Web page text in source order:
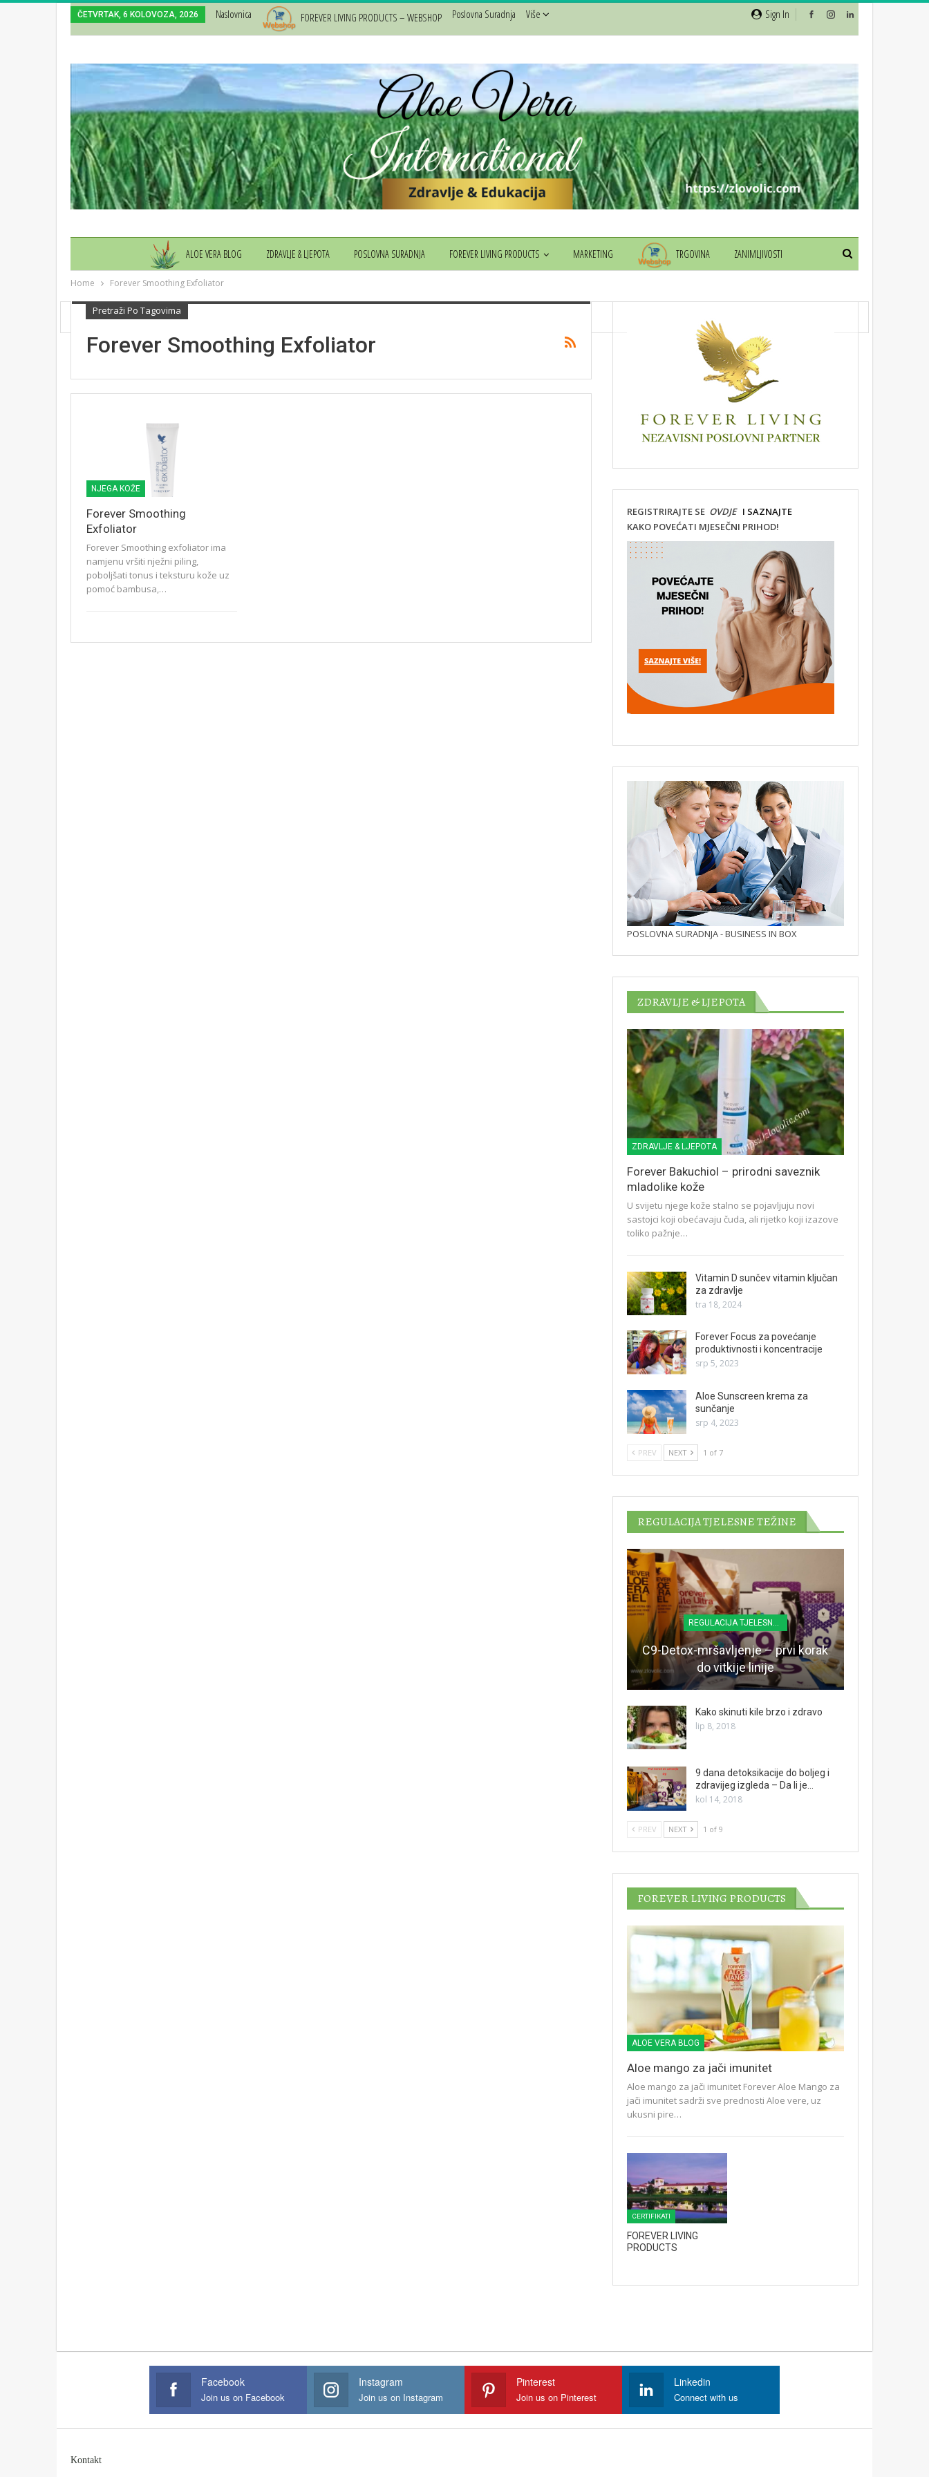
Sign In
ČETVRTAK, 6 KOLOVOZA, 2026 Naslovnica FOREVER LIVING PRODUCTS – WEBSHOP Poslovna Suradnja Više
ALOE VERA BLOG ZDRAVLJE & LJEPOTA POSLOVNA SURADNJA FOREVER LIVING PRODUCTS MARKETING TRGOVINA ZANIMLJIVOSTI
Home Forever Smoothing Exfoliator
Pretraži Po Tagovima
Forever Smoothing Exfoliator
NJEGA KOŽE
Forever Smoothing
Exfoliator
Forever Smoothing exfoliator ima
namjenu vršiti nježni piling,
poboljšati tonus i teksturu kože uz
pomoć bambusa,…
REGISTRIRAJTE SE OVDJEI SAZNAJTE
KAKO POVEĆATI MJESEČNI PRIHOD!
POSLOVNA SURADNJA - BUSINESS IN BOX
ZDRAVLJE & LJEPOTA
ZDRAVLJE & LJEPOTA
Forever Bakuchiol – prirodni saveznik
mladolike kože
U svijetu njege kože stalno se pojavljuju novi
sastojci koji obećavaju čuda, ali rijetko koji izazove
toliko pažnje…
Vitamin D sunčev vitamin ključan
za zdravlje
tra 18, 2024
Forever Focus za povećanje
produktivnosti i koncentracije
srp 5, 2023
Aloe Sunscreen krema za
sunčanje
srp 4, 2023
PREV NEXT 1 of 7
REGULACIJA TJELESNE TEŽINE
C9-Detox-mršavljenje – prvi korak
do vitkije linije
Kako skinuti kile brzo i zdravo
lip 8, 2018
9 dana detoksikacije do boljeg i
zdravijeg izgleda – Da li je…
kol 14, 2018
PREV NEXT 1 of 9
FOREVER LIVING PRODUCTS
ALOE VERA BLOG
Aloe mango za jači imunitet
Aloe mango za jači imunitet Forever Aloe Mango za
jači imunitet sadrži sve prednosti Aloe vere, uz
ukusni pire…
CERTIFIKATI
FOREVER LIVING
PRODUCTS
Facebook
Join us on Facebook
Instagram
Join us on Instagram
Pinterest
Join us on Pinterest
Linkedin
Connect with us
Kontakt